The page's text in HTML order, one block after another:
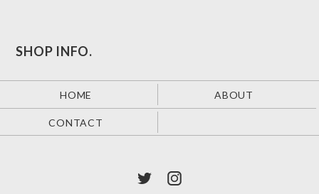
SHOP INFO.
HOME ABOUT
CONTACT